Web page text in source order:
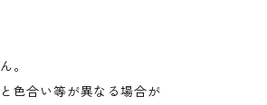
。
色合い等が異なる場合が